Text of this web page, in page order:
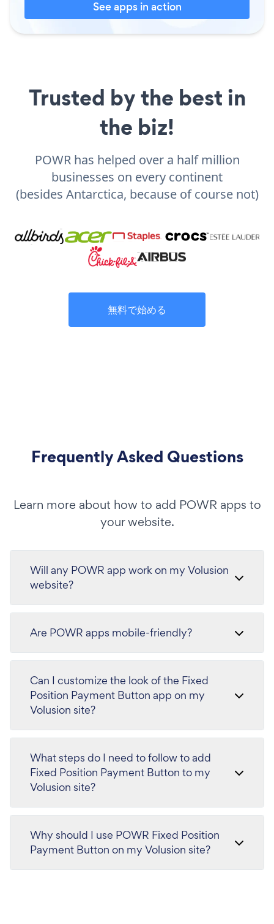
See apps in action
Trusted by the best in
the biz!
POWR has helped over a half million
businesses on every continent
(besides Antarctica, because of course not)
無料で始める
Frequently Asked Questions
Learn more about how to add POWR apps to
your website.
Will any POWR app work on my Volusion
website?
Are POWR apps mobile-friendly?
Can I customize the look of the Fixed
Position Payment Button app on my
Volusion site?
What steps do I need to follow to add
Fixed Position Payment Button to my
Volusion site?
Why should I use POWR Fixed Position
Payment Button on my Volusion site?